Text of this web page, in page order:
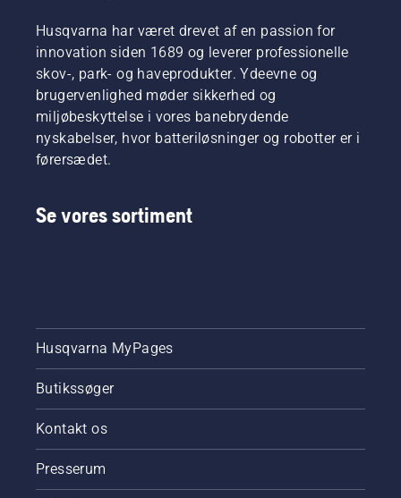
Husqvarna har været drevet af en passion for
innovation siden 1689 og leverer professionelle
skov-, park- og haveprodukter. Ydeevne og
brugervenlighed møder sikkerhed og
miljøbeskyttelse i vores banebrydende
nyskabelser, hvor batteriløsninger og robotter er i
førersædet.
Se vores sortiment
Husqvarna MyPages
Butikssøger
Kontakt os
Presserum